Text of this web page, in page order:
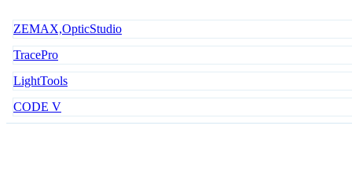
ZEMAX,OpticStudio
TracePro
LightTools
CODE V